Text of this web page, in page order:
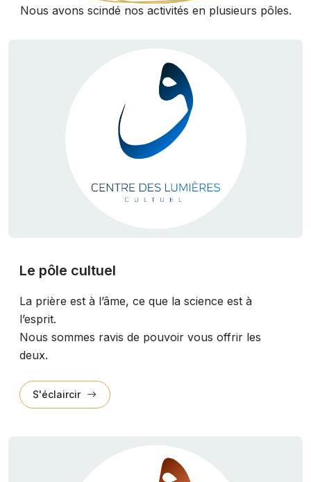
Nous avons scindé nos activités en plusieurs pôles.
Le pôle cultuel
La prière est à l’âme, ce que la science est à
l’esprit.
Nous sommes ravis de pouvoir vous offrir les
deux.
S'éclaircir